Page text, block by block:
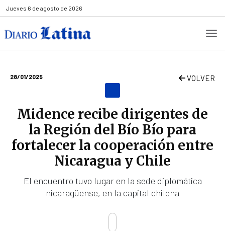
Jueves 6 de agosto de 2026
28/01/2025 VOLVER
Midence recibe dirigentes de
la Región del Bío Bío para
fortalecer la cooperación entre
Nicaragua y Chile
El encuentro tuvo lugar en la sede diplomática
nicaragüense, en la capital chilena